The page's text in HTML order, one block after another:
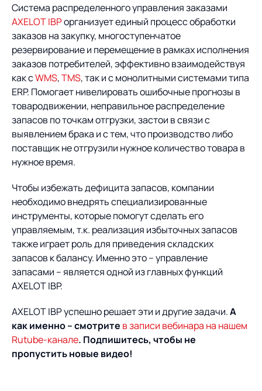
Система распределенного управления заказами
AXELOT IBPорганизует единый процесс обработки
заказов на закупку, многоступенчатое
резервирование и перемещение в рамках исполнения
заказов потребителей, эффективно взаимодействуя
как сWMS,TMS, так и с монолитными системами типа
ERP. Помогает нивелировать ошибочные прогнозы в
товародвижении, неправильное распределение
запасов по точкам отгрузки, застои в связи с
выявлением брака и с тем, что производство либо
поставщик не отгрузили нужное количество товара в
нужное время.
Чтобы избежать дефицита запасов, компании
необходимо внедрять специализированные
инструменты, которые помогут сделать его
управляемым, т.к. реализация избыточных запасов
также играет роль для приведения складских
запасов к балансу. Именно это – управление
запасами – является одной из главных функций
AXELOT IBP.
AXELOT IBP успешно решает эти и другие задачи.А
как именно – смотрите в записи вебинара на нашем
Rutube-канале. Подпишитесь, чтобы не
пропустить новые видео!